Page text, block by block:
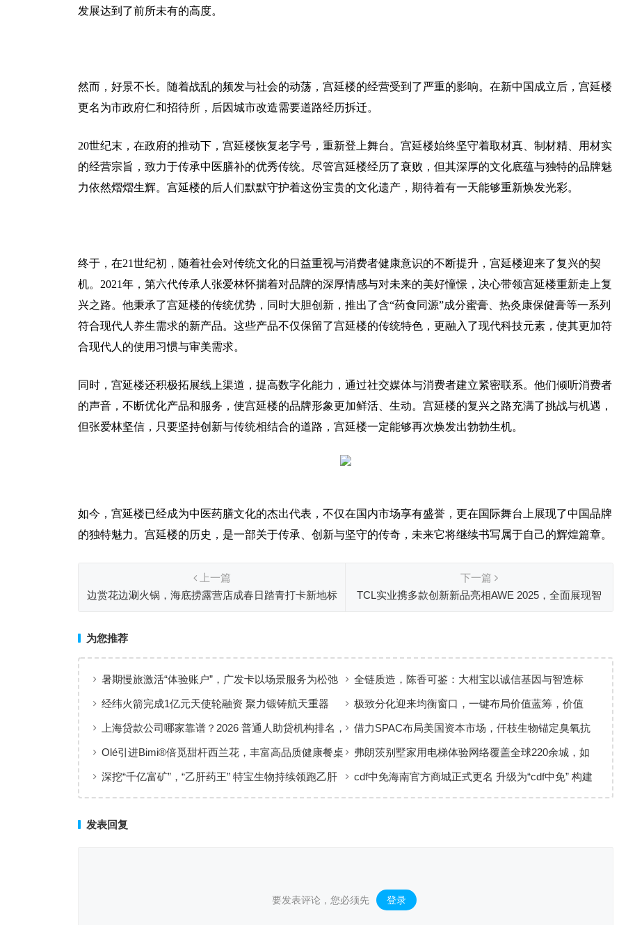
发展达到了前所未有的高度。
然而，好景不长。随着战乱的频发与社会的动荡，宫延楼的经营受到了严重的影响。在新中国成立后，宫延楼
更名为市政府仁和招待所，后因城市改造需要道路经历拆迁。
20世纪末，在政府的推动下，宫延楼恢复老字号，重新登上舞台。宫延楼始终坚守着取材真、制材精、用材实
的经营宗旨，致力于传承中医膳补的优秀传统。尽管宫延楼经历了衰败，但其深厚的文化底蕴与独特的品牌魅
力依然熠熠生辉。宫延楼的后人们默默守护着这份宝贵的文化遗产，期待着有一天能够重新焕发光彩。
终于，在21世纪初，随着社会对传统文化的日益重视与消费者健康意识的不断提升，宫延楼迎来了复兴的契
机。2021年，第六代传承人张爱林怀揣着对品牌的深厚情感与对未来的美好憧憬，决心带领宫延楼重新走上复
兴之路。他秉承了宫延楼的传统优势，同时大胆创新，推出了含“药食同源”成分蜜膏、热灸康保健膏等一系列
符合现代人养生需求的新产品。这些产品不仅保留了宫延楼的传统特色，更融入了现代科技元素，使其更加符
合现代人的使用习惯与审美需求。
同时，宫延楼还积极拓展线上渠道，提高数字化能力，通过社交媒体与消费者建立紧密联系。他们倾听消费者
的声音，不断优化产品和服务，使宫延楼的品牌形象更加鲜活、生动。宫延楼的复兴之路充满了挑战与机遇，
但张爱林坚信，只要坚持创新与传统相结合的道路，宫延楼一定能够再次焕发出勃勃生机。
如今，宫延楼已经成为中医药膳文化的杰出代表，不仅在国内市场享有盛誉，更在国际舞台上展现了中国品牌
的独特魅力。宫延楼的历史，是一部关于传承、创新与坚守的传奇，未来它将继续书写属于自己的辉煌篇章。
上一篇
边赏花边涮火锅，海底捞露营店成春日踏青打卡新地标
下一篇
TCL实业携多款创新新品亮相AWE 2025，全面展现智
为您推荐
暑期慢旅激活“体验账户”，广发卡以场景服务为松弛
出行添彩
全链质造，陈香可鉴：大柑宝以诚信基因与智造标
准，定义新会陈皮高质量发展
经纬火箭完成1亿元天使轮融资 聚力锻铸航天重器
极致分化迎来均衡窗口，一键布局价值蓝筹，价值
ETF华夏火热开售
上海贷款公司哪家靠谱？2026 普通人助贷机构排名，
工薪族借钱选择指南
借力SPAC布局美国资本市场，仟枝生物锚定臭氧抗
菌黄金赛道
Olé引进Bimi®倍觅甜杆西兰花，丰富高品质健康餐桌
新选择
弗朗茨别墅家用电梯体验网络覆盖全球220余城，如
何实现高效服务响应
深挖“千亿富矿”，“乙肝药王” 特宝生物持续领跑乙肝
cdf中免海南官方商城正式更名 升级为“cdf中免” 构建
发表回复
要发表评论，您必须先 登录 。